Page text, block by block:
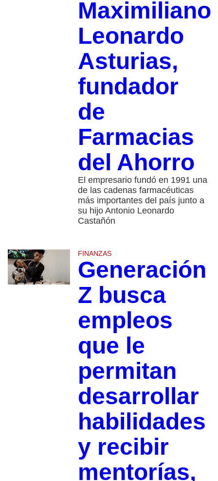
Maximiliano
Leonardo
Asturias,
fundador
de
Farmacias
del Ahorro
El empresario fundó en 1991 una
de las cadenas farmacéuticas
más importantes del país junto a
su hijo Antonio Leonardo
Castañón
FINANZAS
Generación
Z busca
empleos
que le
permitan
desarrollar
habilidades
y recibir
mentorías,